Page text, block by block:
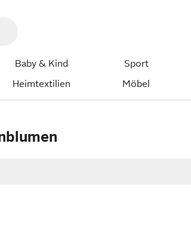
Baby & Kind Sport
Heimtextilien Möbel